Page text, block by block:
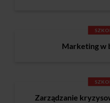
Marketing w
Zarządzanie